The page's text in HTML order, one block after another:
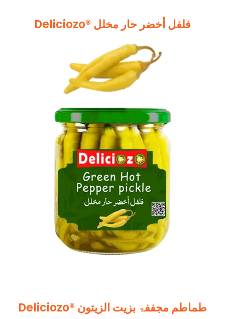
Deliciozo® فلفل أخضر حار مخلل
Deliciozo® طماطم مجففۃ بزیت الزیتون